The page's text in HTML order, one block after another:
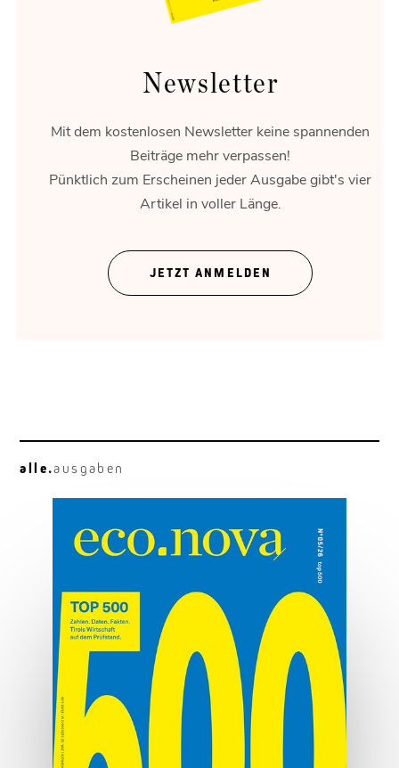
Der Hyundai Ionic 9 im Praxistest.
Alltagstauglich
MEHR ERFAHREN
Newsletter
Mit dem kostenlosen Newsletter keine spannenden
Beiträge mehr verpassen!
Pünktlich zum Erscheinen jeder Ausgabe gibt's vier
Artikel in voller Länge.
JETZT ANMELDEN
alle.ausgaben